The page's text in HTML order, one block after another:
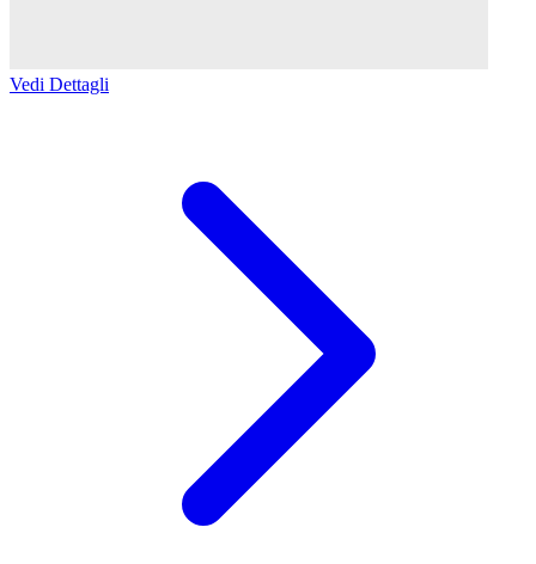
Vedi Dettagli